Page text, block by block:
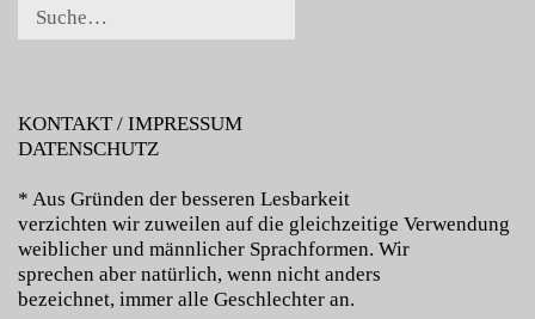
KONTAKT / IMPRESSUM
DATENSCHUTZ
* Aus Gründen der besseren Lesbarkeit
verzichten wir zuweilen auf die gleichzeitige Verwendung
weiblicher und männlicher Sprachformen. Wir
sprechen aber natürlich, wenn nicht anders
bezeichnet, immer alle Geschlechter an.